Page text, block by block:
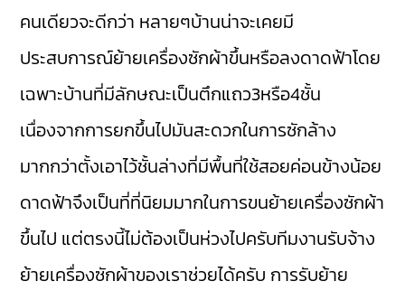
คนเดียวจะดีกว่า หลายๆบ้านน่าจะเคยมี
ประสบการณ์ย้ายเครื่องซักผ้าขึ้นหรือลงดาดฟ้าโดย
เฉพาะบ้านที่มีลักษณะเป็นตึกแถว3หรือ4ชั้น
เนื่องจากการยกขึ้นไปมันสะดวกในการซักล้าง
มากกว่าตั้งเอาไว้ชั้นล่างที่มีพื้นที่ใช้สอยค่อนข้างน้อย
ดาดฟ้าจึงเป็นที่ที่นิยมมากในการขนย้ายเครื่องซักผ้า
ขึ้นไป แต่ตรงนี้ไม่ต้องเป็นห่วงไปครับทีมงานรับจ้าง
ย้ายเครื่องซักผ้าของเราช่วยได้ครับ การรับย้าย